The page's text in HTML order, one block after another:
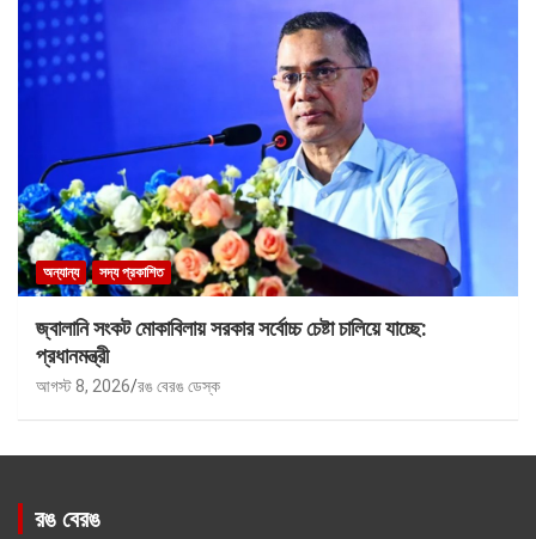
অন্যান্য সদ্য প্রকাশিত
জ্বালানি সংকট মোকাবিলায় সরকার সর্বোচ্চ চেষ্টা চালিয়ে যাচ্ছে:
প্রধানমন্ত্রী
আগস্ট 8, 2026 রঙ বেরঙ ডেস্ক
রঙ বেরঙ